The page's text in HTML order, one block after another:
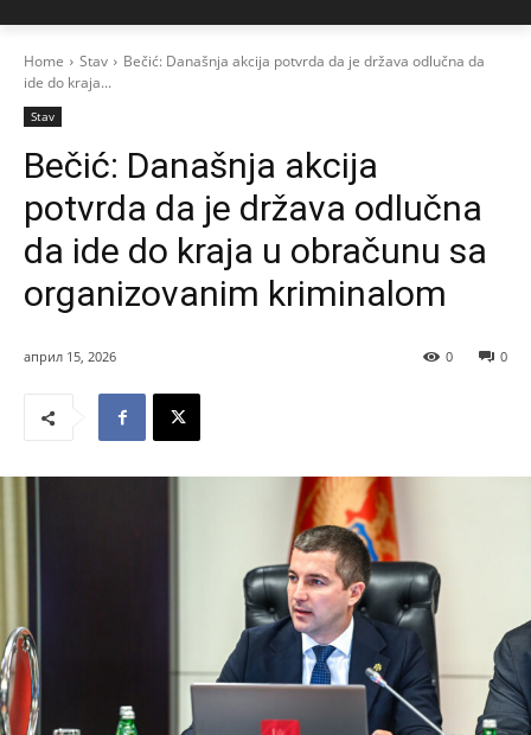
Home Stav
Bečić: Današnja akcija potvrda da je država odlučna da
ide do kraja...
Stav
Bečić: Današnja akcija
potvrda da je država odlučna
da ide do kraja u obračunu sa
organizovanim kriminalom
април 15, 2026 0
0